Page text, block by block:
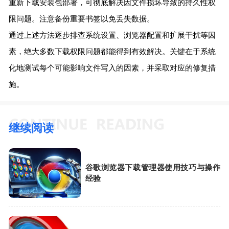
重新下载安装包部署，可彻底解决因文件损坏导致的持久性权
限问题。注意备份重要书签以免丢失数据。
通过上述方法逐步排查系统设置、浏览器配置和扩展干扰等因
素，绝大多数下载权限问题都能得到有效解决。关键在于系统
化地测试每个可能影响文件写入的因素，并采取对应的修复措
施。
继续阅读
谷歌浏览器下载管理器使用技巧与操作
经验